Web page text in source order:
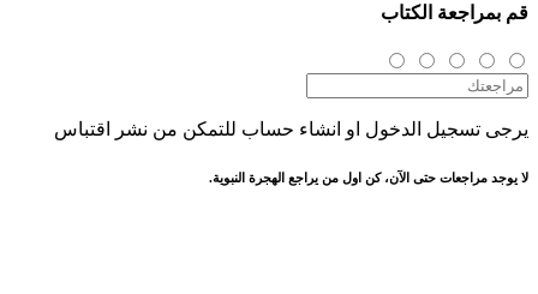
قم بمراجعة الكتاب
يرجى تسجيل الدخول او انشاء حساب للتمكن من نشر اقتباس
لا يوجد مراجعات حتى الآن، كن اول من يراجع الهجرة النبوية.